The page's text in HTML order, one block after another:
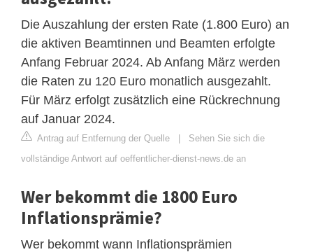
Die Auszahlung der ersten Rate (1.800 Euro) an
die aktiven Beamtinnen und Beamten erfolgte
Anfang Februar 2024. Ab Anfang März werden
die Raten zu 120 Euro monatlich ausgezahlt.
Für März erfolgt zusätzlich eine Rückrechnung
auf Januar 2024.
Antrag auf Entfernung der Quelle | Sehen Sie sich die
vollständige Antwort auf oeffentlicher-dienst-news.de an
Wer bekommt die 1800 Euro
Inflationsprämie?
Wer bekommt wann Inflationsprämien